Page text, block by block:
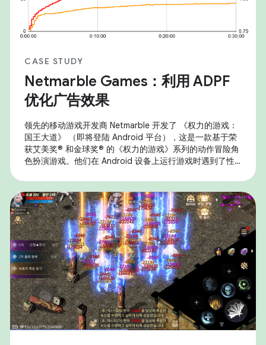
CASE STUDY
Netmarble Games：利用 ADPF
优化广告效果
领先的移动游戏开发商 Netmarble 开发了 《权力的游戏：
国王大道》 （即将登陆 Android 平台），这是一款基于荣
获艾美奖® 和金球奖® 的《权力的游戏》系列的动作冒险角
色扮演游戏。他们在 Android 设备上运行游戏时遇到了性
验。为解决此问题，他们战略性地利用了 Android 自适应
性能框架 (ADPF) ，并实施了以分辨率缩放和动态帧速率调
整为重点的优化。 高保真度移动游戏需要大量的 GPU 和
CPU 资源，这通常会导致